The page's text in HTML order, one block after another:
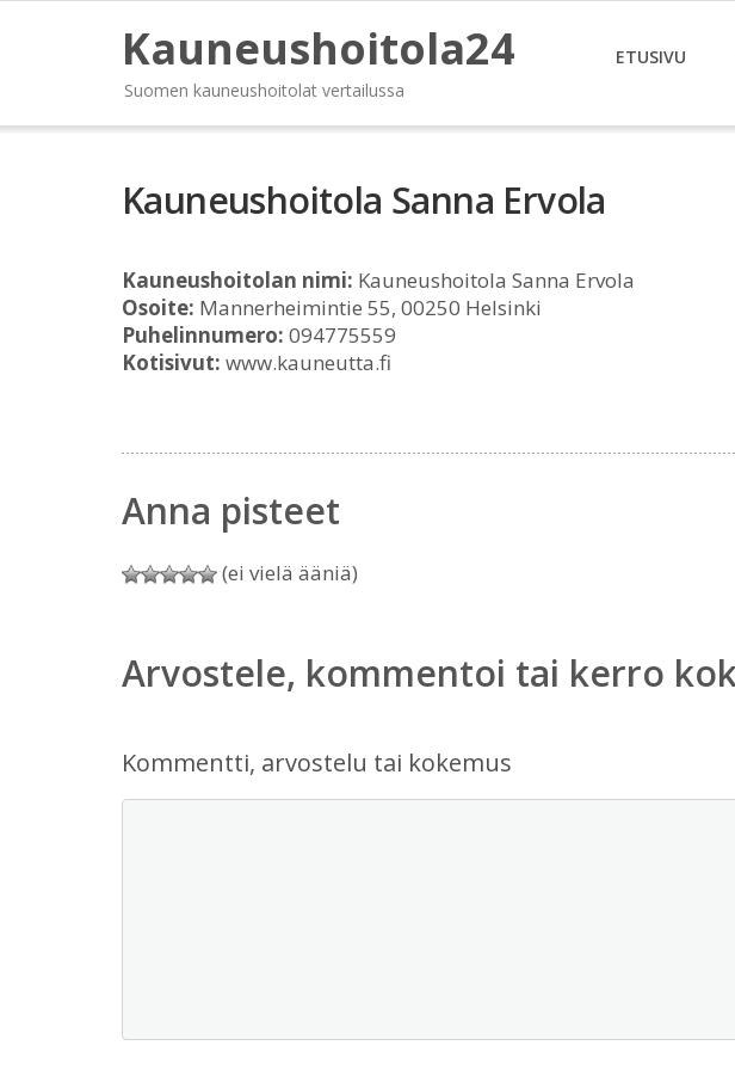
Kauneushoitola24
Suomen kauneushoitolat vertailussa
ETUSIVU
Kauneushoitola Sanna Ervola
Kauneushoitolan nimi: Kauneushoitola Sanna Ervola
Osoite: Mannerheimintie 55, 00250 Helsinki
Puhelinnumero: 094775559
Kotisivut: www.kauneutta.fi
Anna pisteet
(ei vielä ääniä)
Arvostele, kommentoi tai kerro
Kommentti, arvostelu tai kokemus